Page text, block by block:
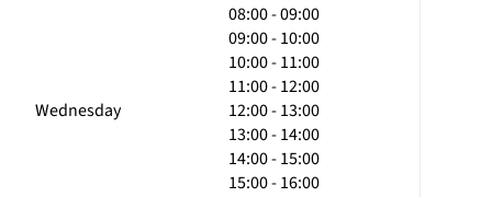
Wednesday
08:00 - 09:00
09:00 - 10:00
10:00 - 11:00
11:00 - 12:00
12:00 - 13:00
13:00 - 14:00
14:00 - 15:00
15:00 - 16:00